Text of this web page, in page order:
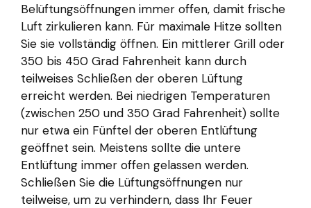
Belüftungsöffnungen immer offen, damit frische
Luft zirkulieren kann. Für maximale Hitze sollten
Sie sie vollständig öffnen. Ein mittlerer Grill oder
350 bis 450 Grad Fahrenheit kann durch
teilweises Schließen der oberen Lüftung
erreicht werden. Bei niedrigen Temperaturen
(zwischen 250 und 350 Grad Fahrenheit) sollte
nur etwa ein Fünftel der oberen Entlüftung
geöffnet sein. Meistens sollte die untere
Entlüftung immer offen gelassen werden.
Schließen Sie die Lüftungsöffnungen nur
teilweise, um zu verhindern, dass Ihr Feuer